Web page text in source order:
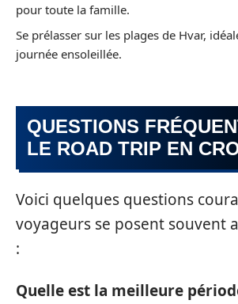
pour toute la famille.
Se prélasser sur les plages de Hvar,
journée ensoleillée.
QUESTIONS
LE ROAD TRIP EN
Voici quelques questions
voyageurs se posent souvent
:
Quelle est la meilleure